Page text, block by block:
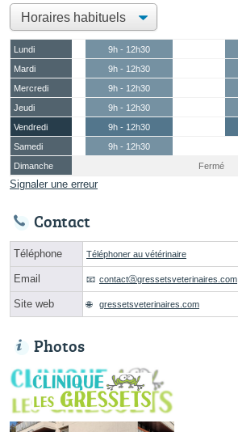
Lundi 9h - 12h30
Mardi
9h - 12h30
Mercredi
9h - 12h30
Jeudi
9h - 12h30
Vendredi
9h - 12h30
Samedi
9h - 12h30
Dimanche
Fermé
Signaler une erreur
Contact
Téléphone Téléphoner au vétérinaire
Email contactⓐgressetsveterinaires.com
Site web gressetsveterinaires.com
Photos